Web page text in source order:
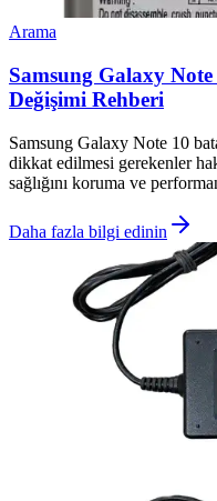
Arama
Samsung Galaxy
Değişimi Rehberi
Samsung Galaxy Note 10
dikkat edilmesi gerekenler
sağlığını koruma ve
Daha fazla bilgi edinin